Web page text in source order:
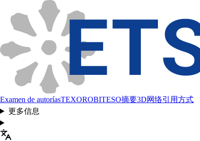
Examen de autoríasTEXOROBITESO摘要3D网络引用方式
更多信息